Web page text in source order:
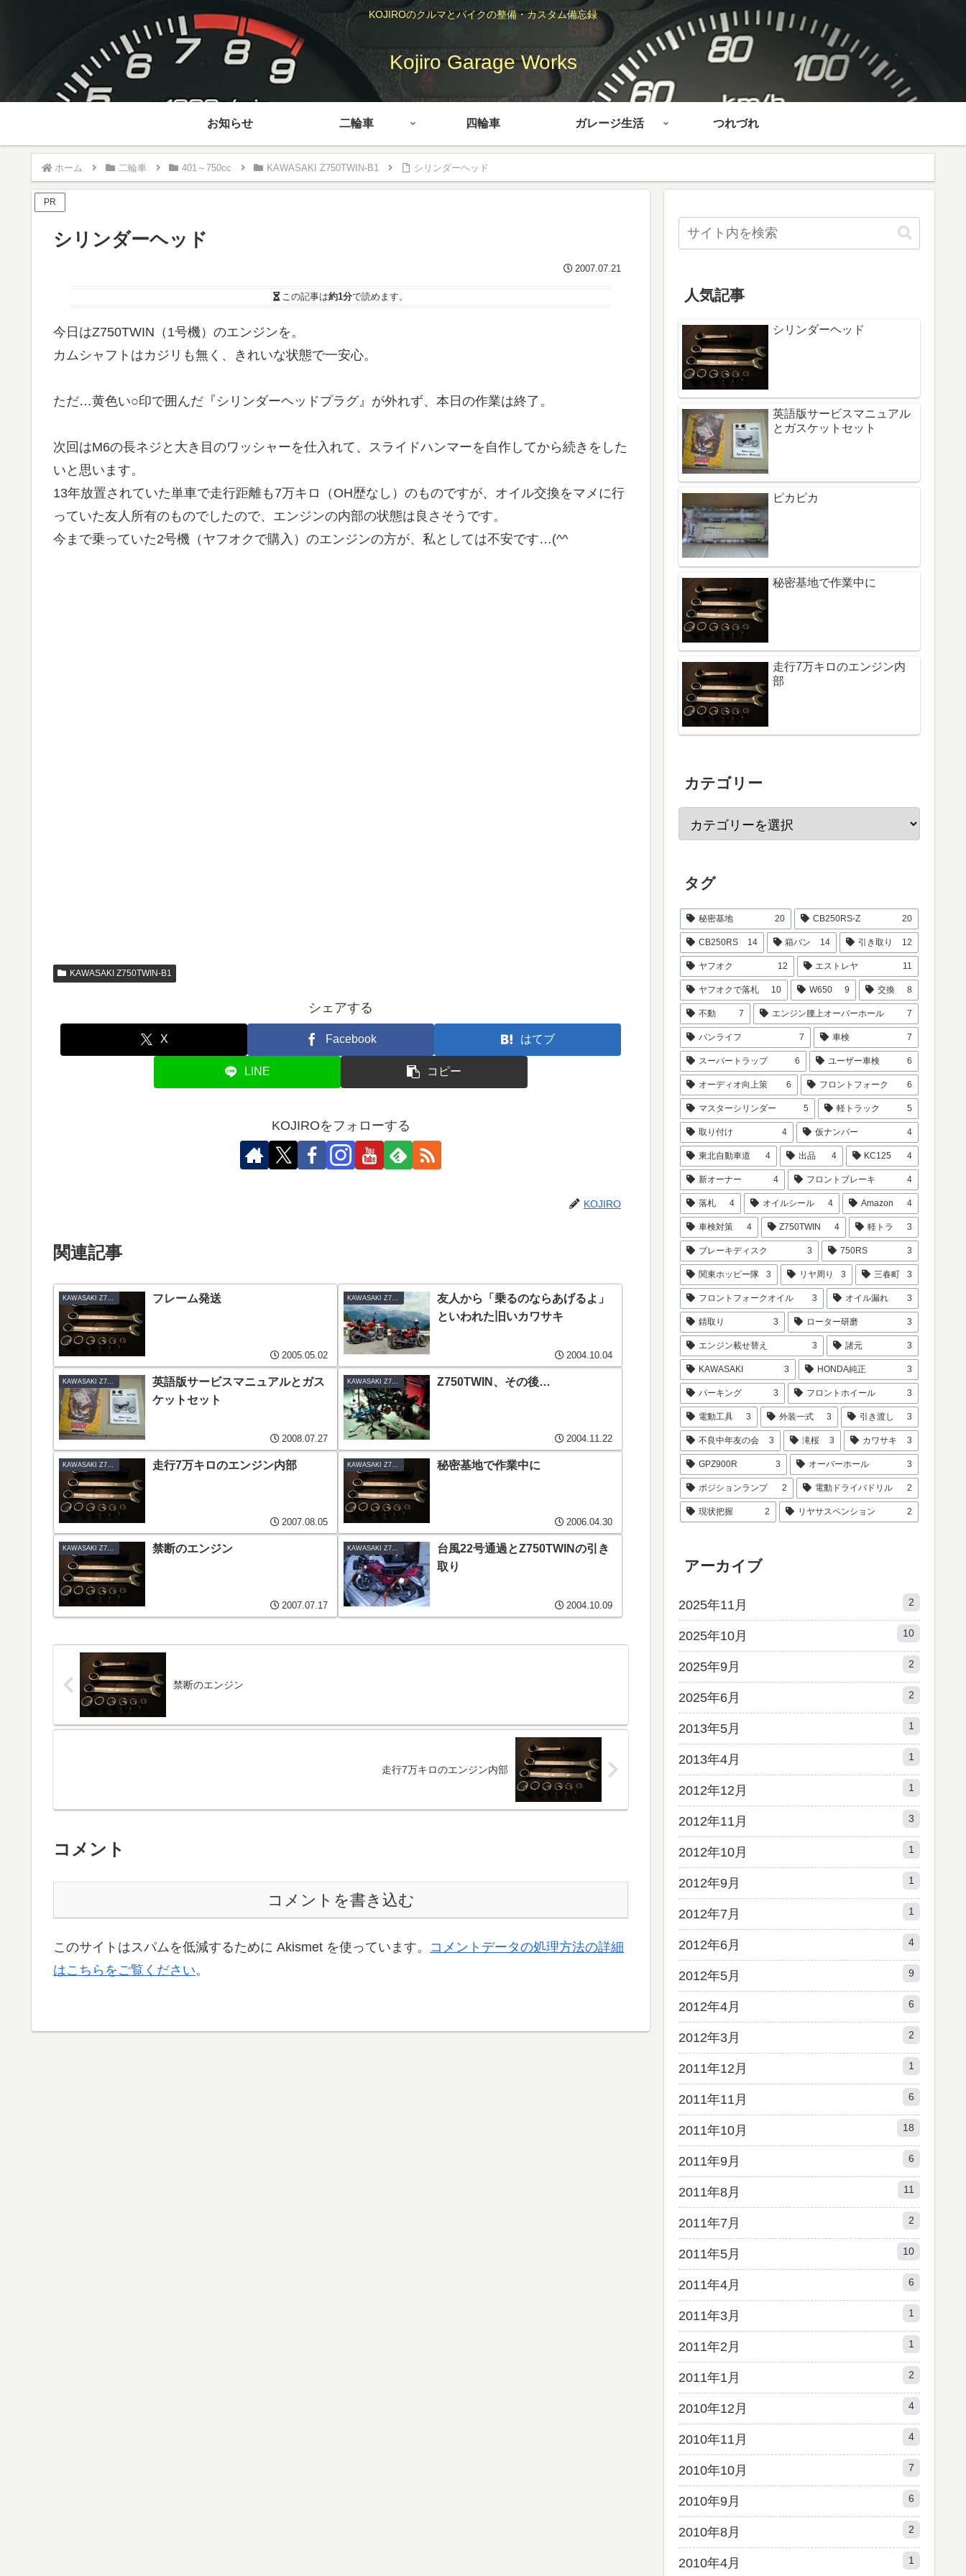
KOJIROのクルマとバイクの整備・カスタム備忘録
Kojiro Garage Works
お知らせ 二輪車 四輪車 ガレージ生活 つれづれ
ホーム 二輪車 401～750cc KAWASAKI Z750TWIN-B1 シリンダーヘッド
PR
シリンダーヘッド
2007.07.21
この記事は約1分で読めます。
今日はZ750TWIN（1号機）のエンジンを。
カムシャフトはカジリも無く、きれいな状態で一安心。
ただ…黄色い○印で囲んだ『シリンダーヘッドプラグ』が外れず、本日の作業は終了。
次回はM6の長ネジと大き目のワッシャーを仕入れて、スライドハンマーを自作してから続きをした
いと思います。
13年放置されていた単車で走行距離も7万キロ（OH歴なし）のものですが、オイル交換をマメに行
っていた友人所有のものでしたので、エンジンの内部の状態は良さそうです。
今まで乗っていた2号機（ヤフオクで購入）のエンジンの方が、私としては不安です…(^^ゞ
KAWASAKI Z750TWIN-B1
シェアする
X Facebook はてブ
LINE コピー
KOJIROをフォローする
KOJIRO
関連記事
フレーム発送
2005.05.02
友人から「乗るのならあげるよ」
といわれた旧いカワサキ
2004.10.04
英語版サービスマニュアルとガス
ケットセット
2008.07.27
Z750TWIN、その後…
2004.11.22
走行7万キロのエンジン内部
2007.08.05
秘密基地で作業中に
2006.04.30
KAWASAKI Z750TWIN-B1 禁断のエンジン
2007.07.17
KAWASAKI Z750TWIN-B1
台風22号通過とZ750TWINの引き
取り
2004.10.09
禁断のエンジン
走行7万キロのエンジン内部
コメント
コメントを書き込む
このサイトはスパムを低減するために Akismet を使っています。 コメントデータの処理方法の詳細
はこちらをご覧ください。
人気記事
シリンダーヘッド
英語版サービスマニュアル
とガスケットセット
ピカピカ
秘密基地で作業中に
走行7万キロのエンジン内
部
カテゴリー
タグ
秘密基地 20 CB250RS-Z 20
CB250RS 14 箱バン 14 引き取り 12
ヤフオク 12 エストレヤ 11
ヤフオクで落札 10 W650 9 交換 8
不動 7 エンジン腰上オーバーホール 7
バンライフ 7 車検 7
スーパートラップ 6 ユーザー車検 6
オーディオ向上策 6 フロントフォーク 6
マスターシリンダー 5 軽トラック 5
取り付け 4 仮ナンバー 4
東北自動車道 4 出品 4 KC125 4
新オーナー 4 フロントブレーキ 4
落札 4 オイルシール 4 Amazon 4
車検対策 4 Z750TWIN 4 軽トラ 3
ブレーキディスク 3 750RS 3
関東ホッピー隊 3 リヤ周り 3 三春町 3
フロントフォークオイル 3 オイル漏れ 3
錆取り 3 ローター研磨 3
エンジン載せ替え 3 諸元 3
KAWASAKI 3 HONDA純正 3
パーキング 3 フロントホイール 3
電動工具 3 外装一式 3 引き渡し 3
不良中年友の会 3 滝桜 3 カワサキ 3
GPZ900R 3 オーバーホール 3
ポジションランプ 2 電動ドライバドリル 2
現状把握 2 リヤサスペンション 2
アーカイブ
2025年11月 2
2025年10月 10
2025年9月 2
2025年6月 2
2013年5月 1
2013年4月 1
2012年12月 1
2012年11月 3
2012年10月 1
2012年9月 1
2012年7月 1
2012年6月 4
2012年5月 9
2012年4月 6
2012年3月 2
2011年12月 1
2011年11月 6
2011年10月 18
2011年9月 6
2011年8月 11
2011年7月 2
2011年5月 10
2011年4月 6
2011年3月 1
2011年2月 1
2011年1月 2
2010年12月 4
2010年11月 4
2010年10月 7
2010年9月 6
2010年8月 2
2010年4月 1